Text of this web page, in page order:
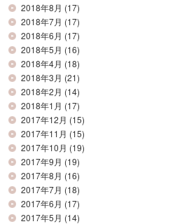
2018年8月 (17)
2018年7月 (17)
2018年6月 (17)
2018年5月 (16)
2018年4月 (18)
2018年3月 (21)
2018年2月 (14)
2018年1月 (17)
2017年12月 (15)
2017年11月 (15)
2017年10月 (19)
2017年9月 (19)
2017年8月 (16)
2017年7月 (18)
2017年6月 (17)
2017年5月 (14)